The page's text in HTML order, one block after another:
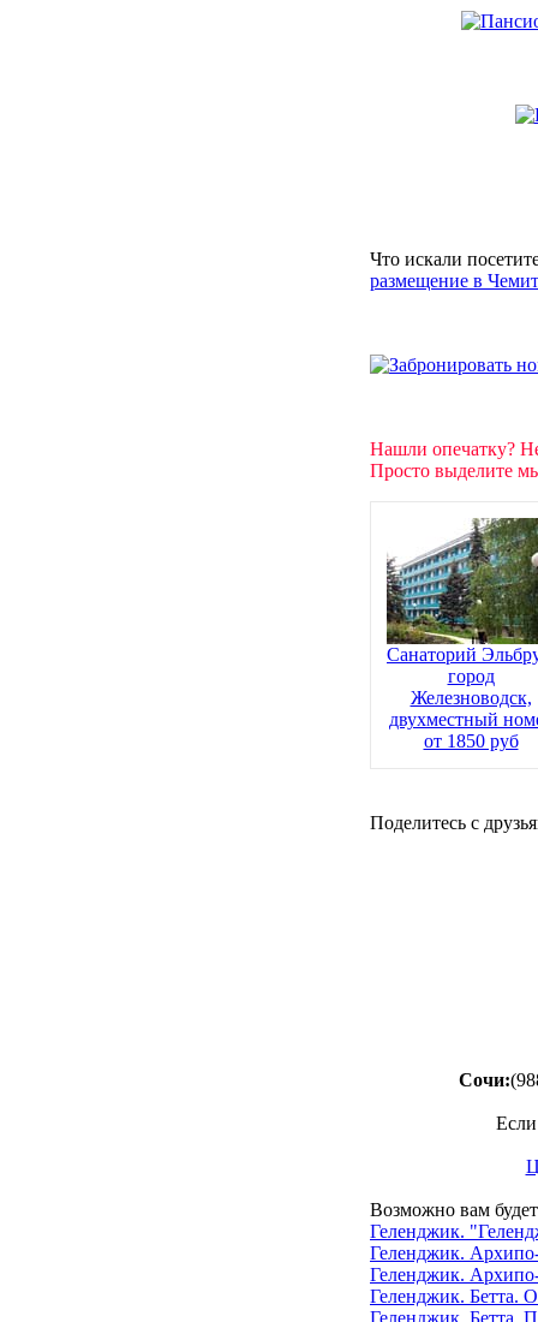
Что искали
размещение в
Нашли опечатку?
Просто выделите
Санаторий
город
Железноводск,
двухместный
от 1850 руб
Поделитесь с
Сочи:
Возможно вам
Геленджик.
Геленджик.
Геленджик.
Геленджик. Бетта.
Геленджик.